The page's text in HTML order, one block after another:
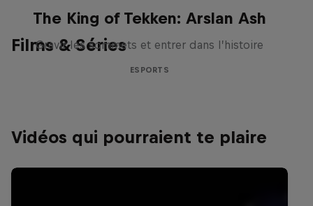
Films & Séries
The King of Tekken: Arslan Ash
Gravir les sommets et entrer dans l’histoire
ESPORTS
Vidéos qui pourraient te plaire